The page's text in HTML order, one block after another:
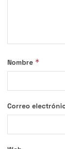
Nombre *
Correo